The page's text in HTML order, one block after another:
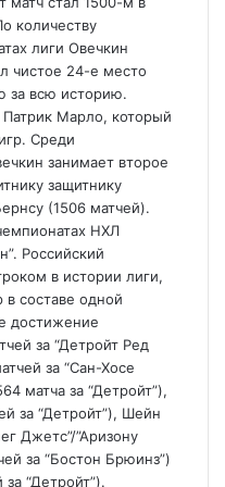
количеству
лиги Овечкин
чистое 24-е место
за всю историю.
Марло, который
Среди
занимает второе
защитнику
(1506 матчей).
НХЛ
Российский
в истории лиги,
составе одной
достижение
за “Детройт Ред
за “Сан-Хосе
матча за “Детройт”),
за “Детройт”), Шейн
Джетс”/”Аризону
за “Бостон Брюинз”)
“Детройт”).